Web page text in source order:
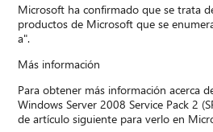
Microsoft ha confirmado que se trata
productos de Microsoft que se
a".
Más información
Para obtener más información acerca
Windows Server 2008 Service Pack 2
de artículo siguiente para verlo en